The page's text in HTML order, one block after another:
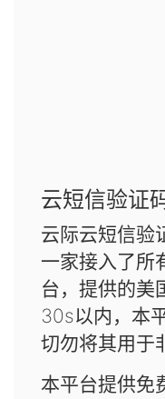
云短信验证
云际云短信验
一家接入了所
台，提供的美
30s以内，本
切勿将其用于
本平台提供免